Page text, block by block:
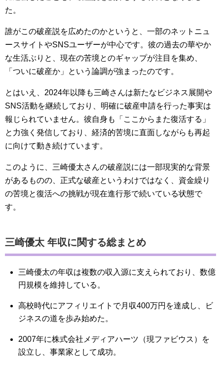
た。
誰がこの破産説を広めたのかというと、一部のネットニュ
ースサイトやSNSユーザーが中心です。彼の過去の華やか
な生活ぶりと、現在の苦境とのギャップが注目を集め、
「ついに破産か」という論調が強まったのです。
とはいえ、2024年以降も三崎さんは新たなビジネス展開や
SNS活動を継続しており、明確に破産申請を行った事実は
報じられていません。彼自身も「ここからまた復活する」
と力強く発信しており、経済的苦境に直面しながらも再起
に向けて動き続けています。
このように、三崎優太さんの破産説には一部現実的な背景
があるものの、正式な破産というわけではなく、資金繰り
の苦境と復活への挑戦が現在進行形で続いている状態で
す。
三崎優太 年収に関する総まとめ
三崎優太の年収は複数の収入源に支えられており、数億
円規模を維持している。
高校時代にアフィリエイトで月収400万円を達成し、ビ
ジネスの道を歩み始めた。
2007年に株式会社メディアハーツ（現ファビウス）を
設立し、事業家として成功。